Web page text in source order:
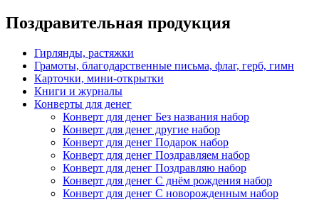
Поздравительная продукция
Гирлянды, растяжки
Грамоты, благодарственные письма, флаг, герб, гимн
Карточки, мини-открытки
Книги и журналы
Конверты для денег
Конверт для денег Без названия набор
Конверт для денег другие набор
Конверт для денег Подарок набор
Конверт для денег Поздравляем набор
Конверт для денег Поздравляю набор
Конверт для денег С днём рождения набор
Конверт для денег С новорожденным набор